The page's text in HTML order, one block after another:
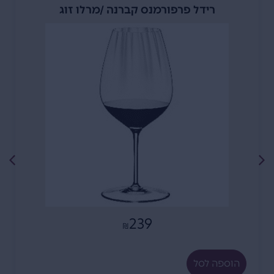
רידל פרפורמנס קברנה /מרלו זוג
₪ 239
הוספה לסל